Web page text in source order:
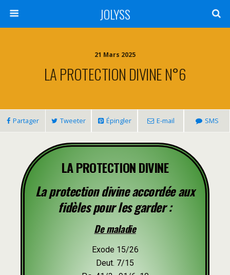
JOLYSS
21 Mars 2025
LA PROTECTION DIVINE N°6
Partager Tweeter Épingler E-mail SMS
LA PROTECTION DIVINE
La protection divine accordée aux
fidèles pour les garder :
De maladie
Exode 15/26
Deut. 7/15